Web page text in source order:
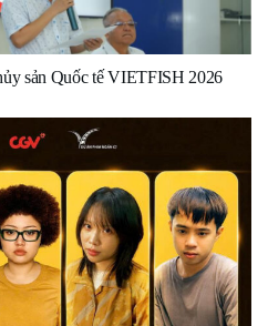
sản Quốc tế VIETFISH 2026